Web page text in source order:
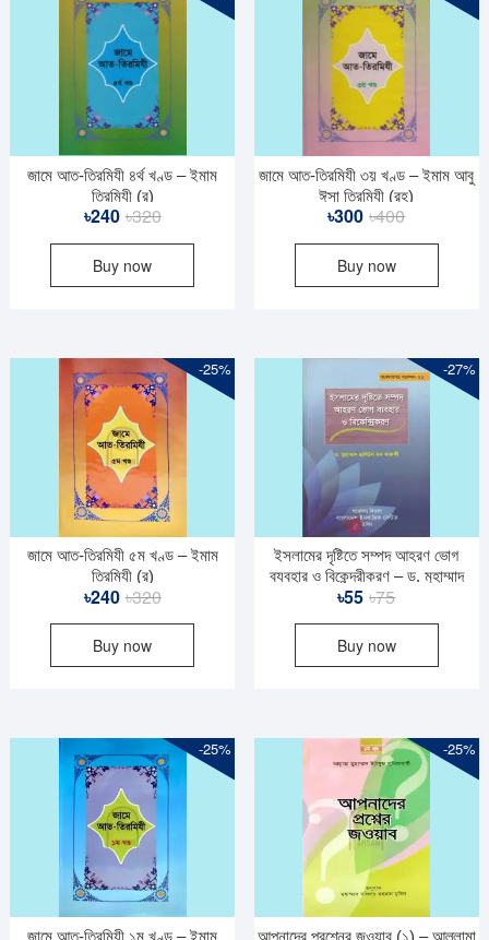
জামে আত-তিরমিযী ৪র্থ খণ্ড – ইমাম
তিরমিযী (র)
৳320Original
price
৳320.
৳240
Current
price
৳240.
Buy now
জামে আত-তিরমিযী ৩য় খণ্ড – ইমাম আবু
ঈসা তিরমিযী (রহ)
৳400Original
price
৳400.
৳300
Current
price
৳300.
Buy now
-25%
জামে আত-তিরমিযী ৫ম খণ্ড – ইমাম
তিরমিযী (র)
৳320Original
price
৳320.
৳240
Current
price
৳240.
Buy now
-27%
ইসলামের দৃষ্টিতে সম্পদ আহরণ ভোগ
ব্যবহার ও বিকেন্দ্রীকরণ – ড. মুহাম্মাদ
ছামিউল হক ফারুকী
৳75Original
price
was:
৳75.
৳55
Current
price
is:
৳55.
Buy now
-25%
জামে আত-তিরমিযী ১ম খণ্ড – ইমাম
-25%
আপনাদের প্রশ্নের জওয়াব (১) – আল্লামা